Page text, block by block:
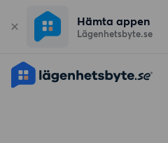
Hämta appen
Lägenhetsbyte.se